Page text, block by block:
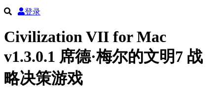
登录
Civilization VII for Mac
v1.3.0.1 席德·梅尔的文明7 战
略决策游戏